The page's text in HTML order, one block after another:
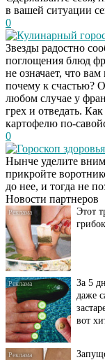
в вашей ситуации
0
Кулинарный
Звезды радостно
поглощения блюд
не означает, что
почему к счастью?
любом случае у
грех и отведать.
картофелю по-
0
Гороскоп здоровья
Нынче уделите
прикройте
до нее, и тогда не
Новости партнеров
если
Этот
За 5
даже
вот